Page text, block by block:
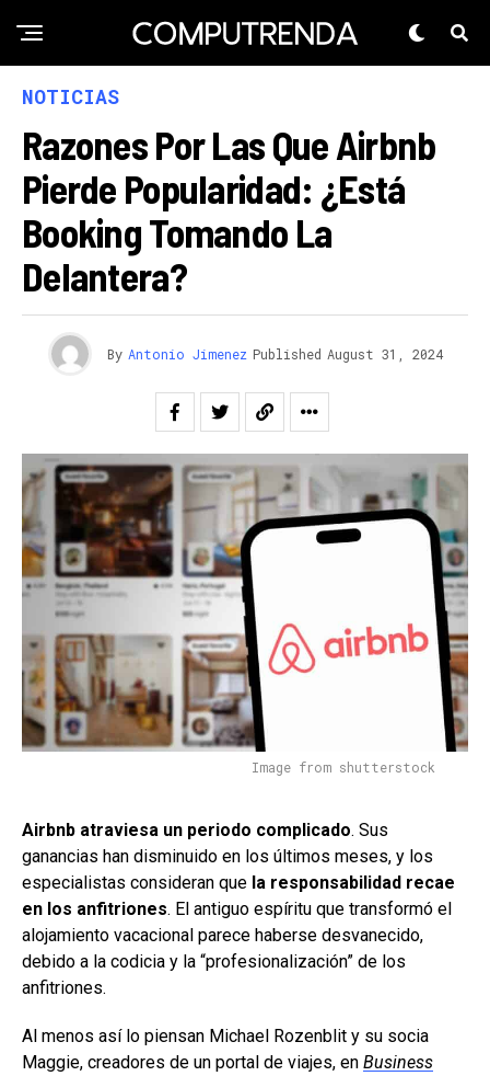
NOTICIAS
Razones Por Las Que Airbnb
Pierde Popularidad: ¿Está
Booking Tomando La
Delantera?
By Antonio Jimenez Published August 31, 2024
Image from shutterstock
Airbnb atraviesa un periodo complicado. Sus
ganancias han disminuido en los últimos meses, y los
especialistas consideran que la responsabilidad recae
en los anfitriones. El antiguo espíritu que transformó el
alojamiento vacacional parece haberse desvanecido,
debido a la codicia y la “profesionalización” de los
anfitriones.
Al menos así lo piensan Michael Rozenblit y su socia
Maggie, creadores de un portal de viajes, en Business